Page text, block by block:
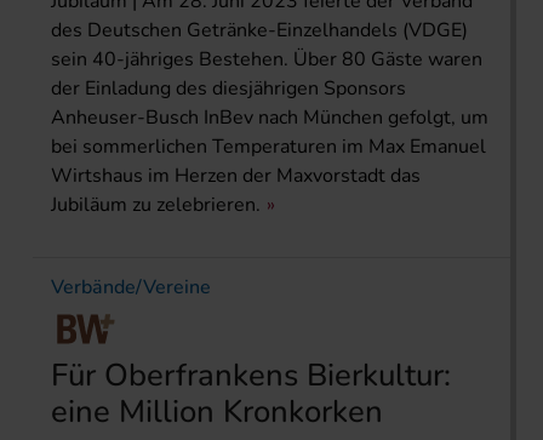
des Deutschen Getränke-Einzelhandels (VDGE)
sein 40-jähriges Bestehen. Über 80 Gäste waren
der Einladung des diesjährigen Sponsors
Anheuser-Busch InBev nach München gefolgt, um
bei sommerlichen Temperaturen im Max Emanuel
Wirtshaus im Herzen der Maxvorstadt das
Jubiläum zu zelebrieren.
Verbände/Vereine
Für Oberfrankens Bierkultur:
eine Million Kronkorken